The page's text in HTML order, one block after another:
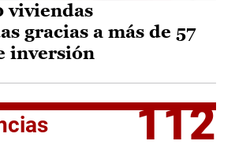
viviendas
gracias a más de 57
inversión
112